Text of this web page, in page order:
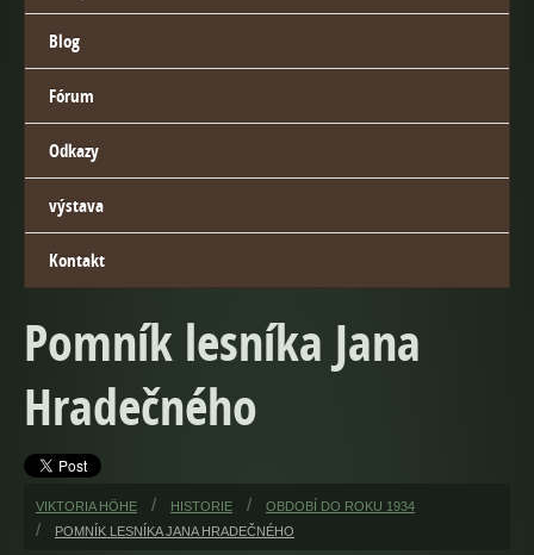
Blog
Fórum
Odkazy
výstava
Kontakt
Pomník lesníka Jana
Hradečného
VIKTORIA HÖHE HISTORIE
OBDOBÍ DO ROKU 1934
POMNÍK LESNÍKA JANA HRADEČNÉHO